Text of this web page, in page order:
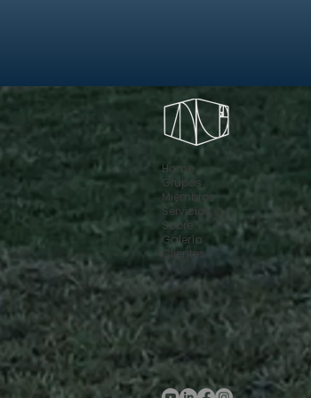
Home
Grupos
Miembros
Servicios
Sobre
Galería
Clientes